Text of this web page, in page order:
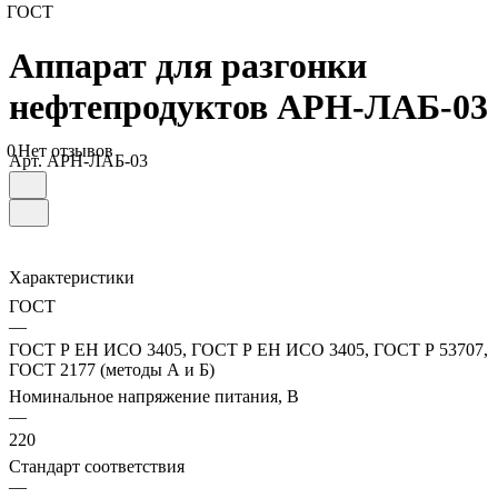
ГОСТ
Аппарат для разгонки
нефтепродуктов АРН-ЛАБ-03
0Нет отзывов
Арт.АРН-ЛАБ-03
Характеристики
ГОСТ
—
ГОСТ Р ЕН ИСО 3405, ГОСТ Р ЕН ИСО 3405, ГОСТ Р 53707,
ГОСТ 2177 (методы А и Б)
Номинальное напряжение питания, В
—
220
Стандарт соответствия
—